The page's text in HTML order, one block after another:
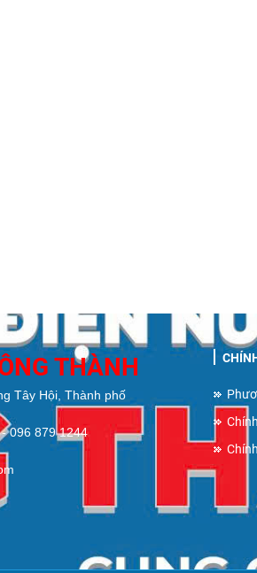
THÀNH
Tây Hội, Thành phố
096 879 1244